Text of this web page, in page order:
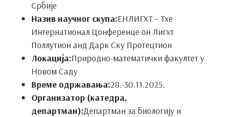
Србије
Назив научног скупа:ЕНЛИГХТ – Тхе
Интернатионал Цонференце он Лигхт
Поллутион анд Дарк Скy Протецтион
Локација:Природно-математички факултет у
Новом Саду
Време одржавања:28.-30.11.2025.
Организатор (катедра,
департман):Департман за биологију и